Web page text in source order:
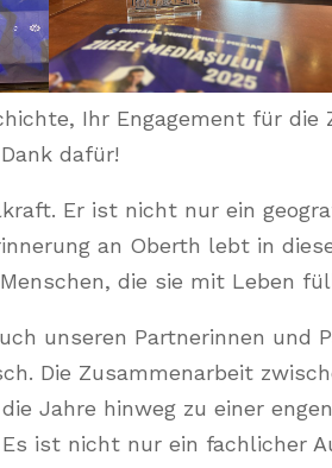
Ihr Engagement für
dafür!
Er ist nicht nur ein
an Oberth lebt in
die sie mit Leben
unseren Partnerinnen und
Die Zusammenarbeit
Jahre hinweg zu einer
ist nicht nur ein fachlicher